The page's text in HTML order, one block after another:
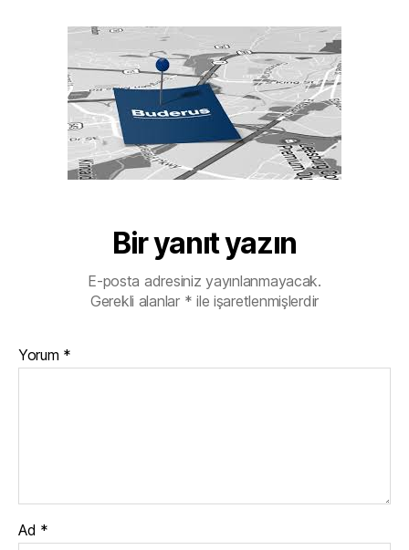
Bir yanıt yazın
E-posta adresiniz yayınlanmayacak.
Gerekli alanlar * ile işaretlenmişlerdir
Yorum *
Ad *